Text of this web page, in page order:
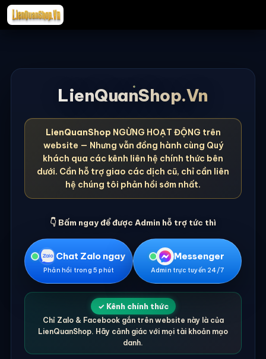
LienQuanShop.Vn
LienQuanShop NGỪNG HOẠT ĐỘNG trên
website — Nhưng vẫn đồng hành cùng Quý
khách qua các kênh liên hệ chính thức bên
dưới. Cần hỗ trợ giao các dịch cũ, chỉ cần liên
hệ chúng tôi phản hồi sớm nhất.
👇 Bấm ngay để được Admin hỗ trợ tức thì
Chat Zalo ngay
Phản hồi trong 5 phút
Messenger
Admin trực tuyến 24/7
✓ Kênh chính thức
Chỉ Zalo & Facebook gắn trên website này là của
LienQuanShop. Hãy cảnh giác với mọi tài khoản mạo
danh.